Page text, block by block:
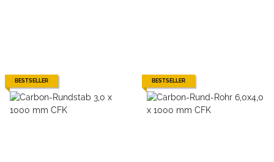
BESTSELLER BESTSELLER